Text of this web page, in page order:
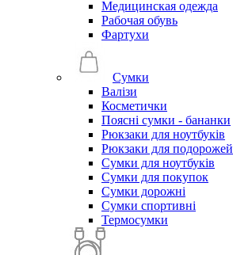
Медицинская одежда
Рабочая обувь
Фартухи
Сумки
Валізи
Косметички
Поясні сумки - бананки
Рюкзаки для ноутбуків
Рюкзаки для подорожей
Сумки для ноутбуків
Сумки для покупок
Сумки дорожні
Сумки спортивні
Термосумки